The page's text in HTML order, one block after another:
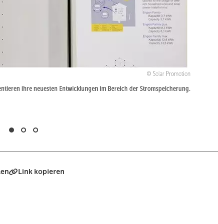
Solar Promotion
ihre neuesten Entwicklungen im Bereich der Stromspeicherung.
Link kopieren